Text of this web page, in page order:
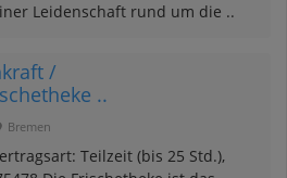
Leidenschaft rund um die ..
/
..
Bremen
Teilzeit (bis 25 Std.),